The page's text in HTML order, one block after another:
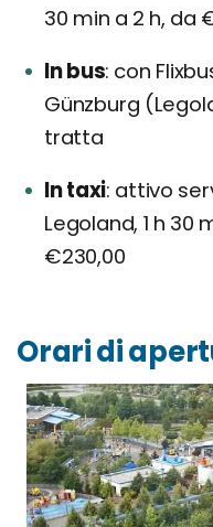
30 min a 2 h, da
In bus con
Günzburg
tratta
In taxi attivo
Legoland, 1 h
€230,00
Orari di